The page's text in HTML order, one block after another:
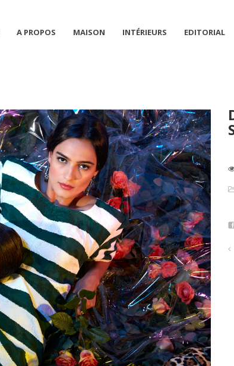
A PROPOS MAISON INTÉRIEURS EDITORIAL